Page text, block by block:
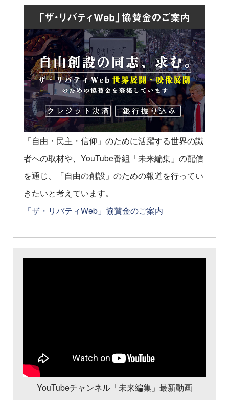
「自由・民主・信仰」のために活躍する世界の識
者への取材や、YouTube番組「未来編集」の配信
を通じ、「自由の創設」のための報道を行ってい
きたいと考えています。
「ザ・リバティWeb」協賛金のご案内
YouTubeチャンネル「未来編集」最新動画